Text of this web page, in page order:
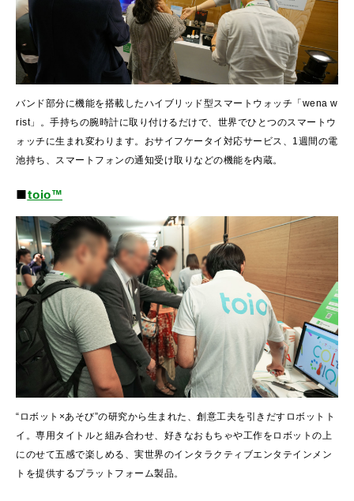
バンド部分に機能を搭載したハイブリッド型スマートウォッチ「wena w
rist」。手持ちの腕時計に取り付けるだけで、世界でひとつのスマートウ
ォッチに生まれ変わります。おサイフケータイ対応サービス、1週間の電
池持ち、スマートフォンの通知受け取りなどの機能を内蔵。
■toio™
“ロボット×あそび”の研究から生まれた、創意工夫を引きだすロボットト
イ。専用タイトルと組み合わせ、好きなおもちゃや工作をロボットの上
にのせて五感で楽しめる、実世界のインタラクティブエンタテインメン
トを提供するプラットフォーム製品。